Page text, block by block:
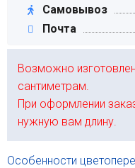
Самовывоз
Почта
Возможно
сантиметрам.
При оформлении
нужную вам длину.
Особенности